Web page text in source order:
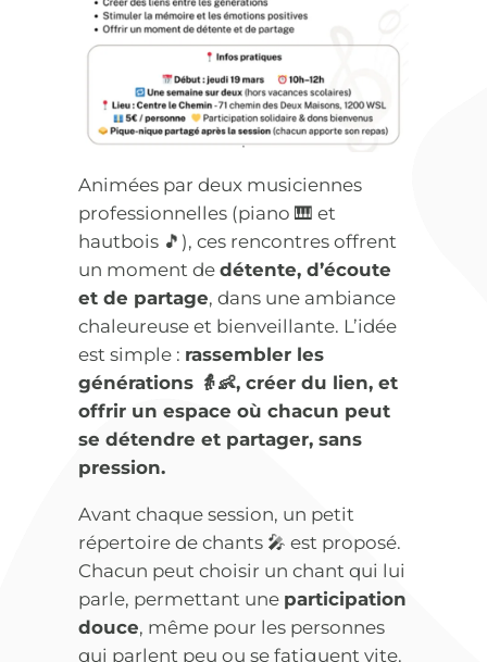
Animées par deux musiciennes
professionnelles (piano 🎹 et
hautbois 🎵), ces rencontres offrent
un moment de détente, d’écoute
et de partage, dans une ambiance
chaleureuse et bienveillante. L’idée
est simple : rassembler les
générations 👵👶, créer du lien, et
offrir un espace où chacun peut
se détendre et partager, sans
pression.
Avant chaque session, un petit
répertoire de chants 🎤 est proposé.
Chacun peut choisir un chant qui lui
parle, permettant une participation
douce, même pour les personnes
qui parlent peu ou se fatiguent vite.